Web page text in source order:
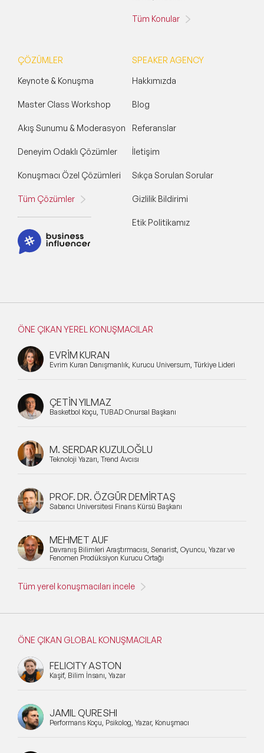
Tüm Konular
ÇÖZÜMLER
Keynote & Konuşma
Master Class Workshop
Akış Sunumu & Moderasyon
Deneyim Odaklı Çözümler
Konuşmacı Özel Çözümleri
Tüm Çözümler
SPEAKER AGENCY
Hakkımızda
Blog
Referanslar
İletişim
Sıkça Sorulan Sorular
Gizlilik Bildirimi
Etik Politikamız
ÖNE ÇIKAN YEREL KONUŞMACILAR
EVRİM KURAN
Evrim Kuran Danışmanlık, Kurucu Universum, Türkiye Lideri
ÇETİN YILMAZ
Basketbol Koçu, TÜBAD Onursal Başkanı
M. SERDAR KUZULOĞLU
Teknoloji Yazarı, Trend Avcısı
PROF. DR. ÖZGÜR DEMİRTAŞ
Sabancı Üniversitesi Finans Kürsü Başkanı
MEHMET AUF
Davranış Bilimleri Araştırmacısı, Senarist, Oyuncu, Yazar ve
Fenomen Prodüksiyon Kurucu Ortağı
Tüm yerel konuşmacıları incele
ÖNE ÇIKAN GLOBAL KONUŞMACILAR
FELICITY ASTON
Kaşif, Bilim İnsanı, Yazar
JAMIL QURESHI
Performans Koçu, Psikolog, Yazar, Konuşmacı